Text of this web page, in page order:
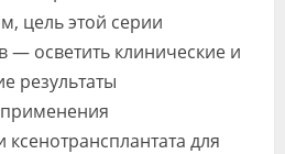
цель этой серии
— осветить клинические и
результаты
ксенотрансплантата для